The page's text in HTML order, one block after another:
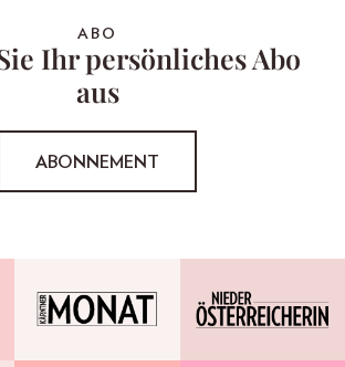
ABO
Ihr persönliches Abo
aus
ABONNEMENT